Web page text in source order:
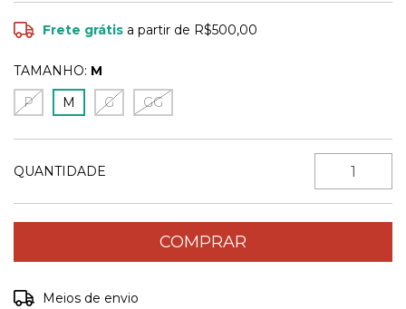
Frete grátis a partir de R$500,00
TAMANHO: M
P
M G GG
QUANTIDADE
Entregas para o CEP:
Meios de envio